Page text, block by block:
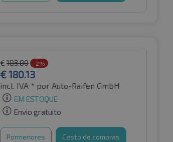
€ 183.80 -2%
€180.13
incl. IVA * por Auto-Raifen GmbH
EM ESTOQUE
Envio gratuito
Pormenores Cesto de compras